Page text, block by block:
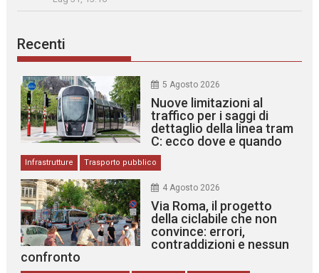
Recenti
5 Agosto 2026
Nuove limitazioni al
traffico per i saggi di
dettaglio della linea tram
C: ecco dove e quando
Infrastrutture Trasporto pubblico
4 Agosto 2026
Via Roma, il progetto
della ciclabile che non
convince: errori,
contraddizioni e nessun
confronto